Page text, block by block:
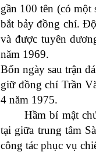
gần 100tên (có một
bắt bảy đồng chí.
và được tuyên
năm 1969.
Bốn ngày sau trận
giữ đồng chí Trần
4 năm 1975.
Hầm bí mật
tại giữa trung tâm
công tác phục vụ